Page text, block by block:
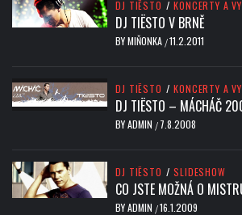
DJ TIËSTO / KONCERTY A
DJ TIËSTO V BRNĚ
BYMIŇONKA /11.2.2011
DJ TIËSTO / KONCERTY A
DJ TIËSTO – MÁCHÁČ
BYADMIN / 7.8.2008
DJ TIËSTO / SLIDESHOW
CO JSTE MOŽNÁ O
BYADMIN /16.1.2009